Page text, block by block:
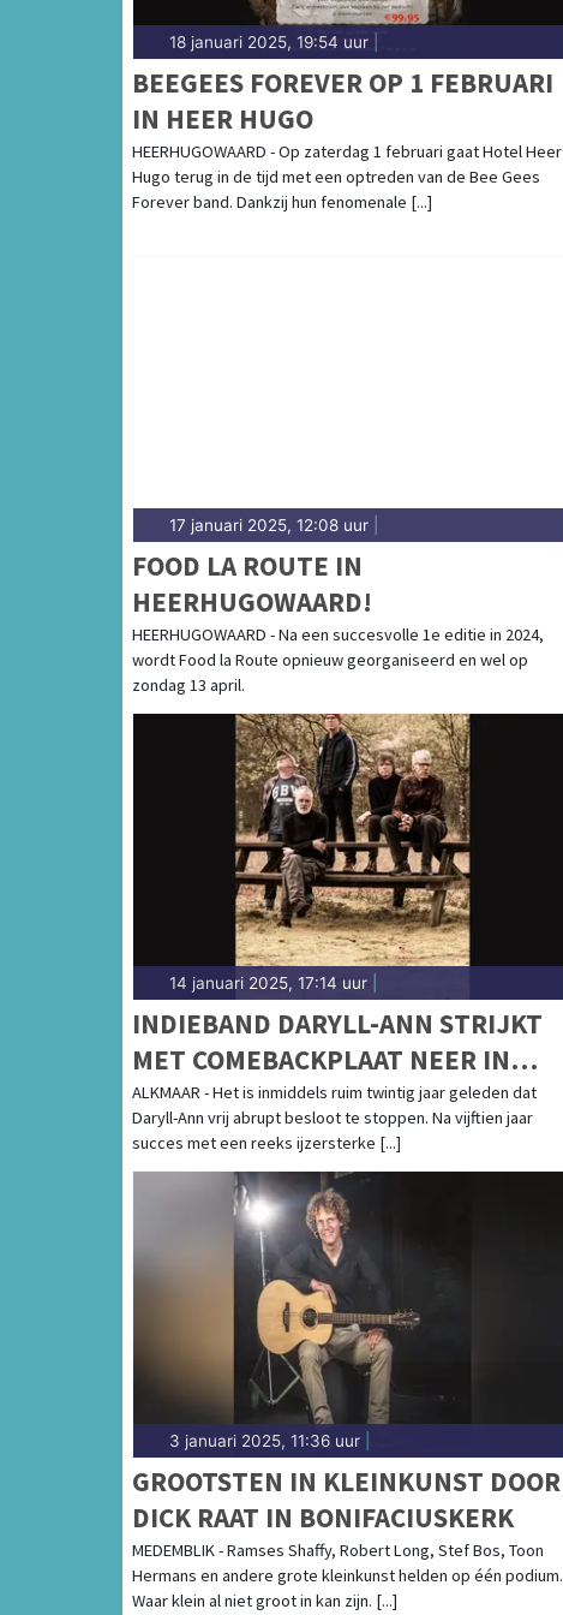
18 januari 2025, 19:54 uur
BEEGEES FOREVER OP 1 FEBRUARI
IN HEER HUGO
HEERHUGOWAARD - Op zaterdag 1 februari gaat Hotel Heer
Hugo terug in de tijd met een optreden van de Bee Gees
Forever band. Dankzij hun fenomenale [...]
17 januari 2025, 12:08 uur
FOOD LA ROUTE IN
HEERHUGOWAARD!
HEERHUGOWAARD - Na een succesvolle 1e editie in 2024,
wordt Food la Route opnieuw georganiseerd en wel op
zondag 13 april.
14 januari 2025, 17:14 uur
INDIEBAND DARYLL-ANN STRIJKT
MET COMEBACKPLAAT NEER IN
ALKMAAR
ALKMAAR - Het is inmiddels ruim twintig jaar geleden dat
Daryll-Ann vrij abrupt besloot te stoppen. Na vijftien jaar
succes met een reeks ijzersterke [...]
3 januari 2025, 11:36 uur
GROOTSTEN IN KLEINKUNST DOOR
DICK RAAT IN BONIFACIUSKERK
MEDEMBLIK - Ramses Shaffy, Robert Long, Stef Bos, Toon
Hermans en andere grote kleinkunst helden op één podium.
Waar klein al niet groot in kan zijn. [...]